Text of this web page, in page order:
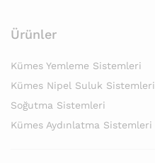
Ürünler
Kümes Yemleme Sistemleri
Kümes Nipel Suluk Sistemleri
Soğutma Sistemleri
Kümes Aydınlatma Sistemleri